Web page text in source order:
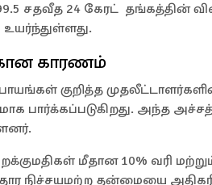
சதவீத 24 கேரட் தங்கத்தின்
உயர்ந்துள்ளது.
காரணம்
குறித்த
பார்க்கப்படுகிறது. அந்த
மீதான 10% வரி
நிச்சயமற்ற தன்மையை